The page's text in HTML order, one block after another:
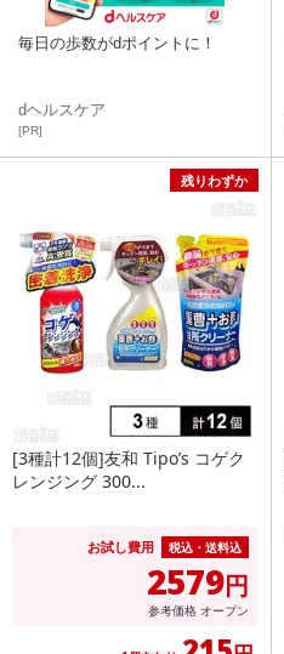
毎日の歩数がdポイントに！
dヘルスケア
[PR]
残りわずか
[3種計12個]友和 Tipo’s コゲク
レンジング 300...
お試し費用 税込・送料込
2579円
参考価格 オープン